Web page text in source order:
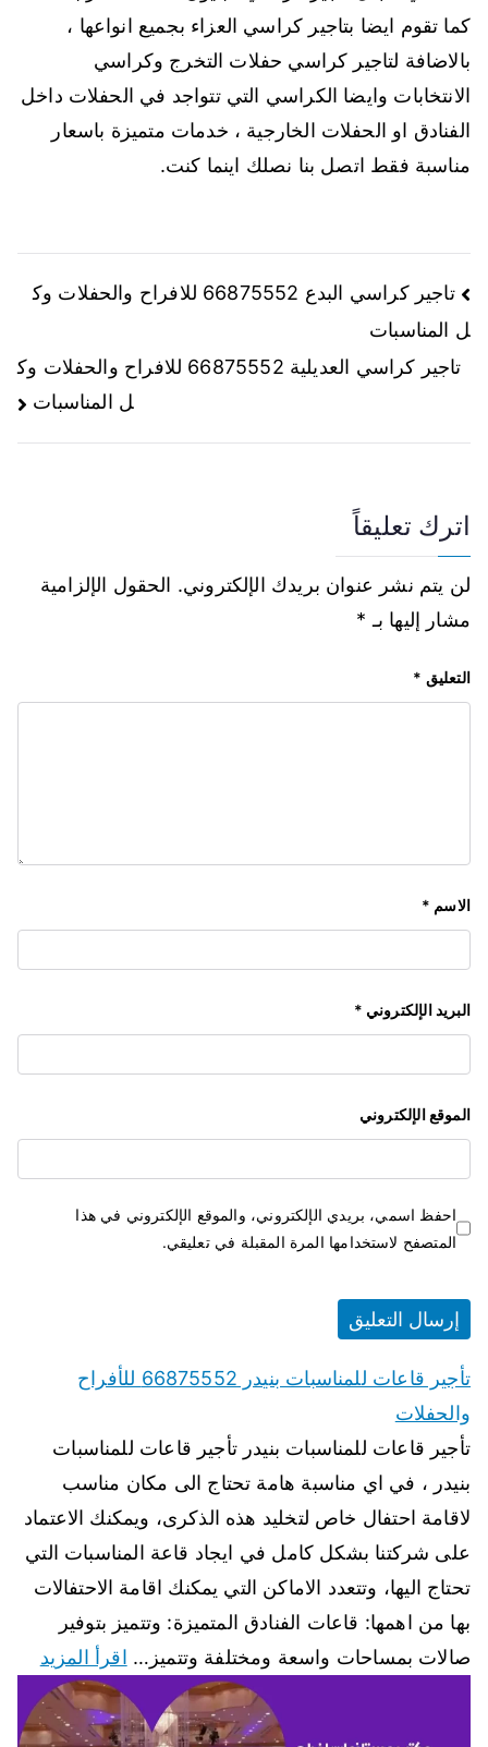
كما تقوم ايضا بتاجير كراسي العزاء بجميع انواعها ،
بالاضافة لتاجير كراسي حفلات التخرج وكراسي
الانتخابات وايضا الكراسي التي تتواجد في الحفلات داخل
الفنادق او الحفلات الخارجية ، خدمات متميزة باسعار
مناسبة فقط اتصل بنا نصلك اينما كنت.
تاجير كراسي البدع 66875552 للافراح والحفلات وك
ل المناسبات
تاجير كراسي العديلية 66875552 للافراح والحفلات وك
ل المناسبات
اترك تعليقاً
لن يتم نشر عنوان بريدك الإلكتروني. الحقول الإلزامية
مشار إليها بـ *
التعليق *
الاسم *
البريد الإلكتروني *
الموقع الإلكتروني
احفظ اسمي، بريدي الإلكتروني، والموقع الإلكتروني في هذا
المتصفح لاستخدامها المرة المقبلة في تعليقي.
تأجير قاعات للمناسبات بنيدر 66875552 للأفراح
والحفلات
تأجير قاعات للمناسبات بنيدر تأجير قاعات للمناسبات
بنيدر ، في اي مناسبة هامة تحتاج الى مكان مناسب
لاقامة احتفال خاص لتخليد هذه الذكرى، ويمكنك الاعتماد
على شركتنا بشكل كامل في ايجاد قاعة المناسبات التي
تحتاج اليها، وتتعدد الاماكن التي يمكنك اقامة الاحتفالات
بها من اهمها: قاعات الفنادق المتميزة: وتتميز بتوفير
صالات بمساحات واسعة ومختلفة وتتميز… اقرأ المزيد